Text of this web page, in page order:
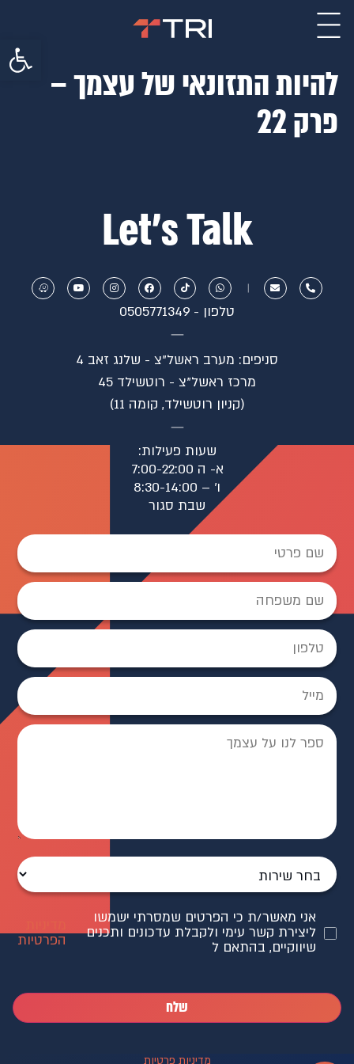
פתח
להיות התזונאי של עצמך –
פרק 22
Let’s Talk
טלפון - 0505771349
סניפים: מערב ראשל"צ - שלנג זאב 4
⁠מרכז ראשל"צ - רוטשילד 45
(קניון רוטשילד, קומה 11)
שעות פעילות:
א- ה 7:00-22:00
ו׳ – 8:30-14:00
שבת סגור
אני מאשר/ת כי הפרטים שמסרתי ישמשו
ליצירת קשר עימי ולקבלת עדכונים ותכנים
שיווקיים, בהתאם ל
הפרטיות
שלח
מדיניות פרטיות